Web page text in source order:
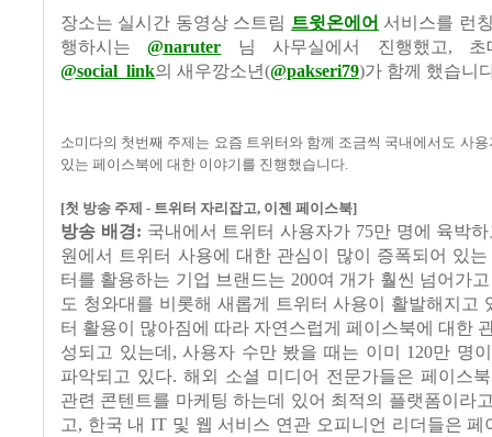
장소는 실시간 동영상 스트림 트윗온에어 서비스를 런
행하시는
@naruter 님 사무실에서 진행했고,
@social_link의 새우깡소년(@pakseri79)가 함께 했습니
소미다의 첫번째 주제는 요즘 트위터와 함께 조금씩 국내에서도 사
있는 페이스북에 대한 이야기를 진행했습니다
[첫 방송 주제 - 트위터 자리잡고, 이젠 페이스북]
방송 배경: 국내에서 트위터 사용자가 75만 명에 육박
원에서 트위터 사용에 대한 관심이 많이 증폭되어 있
터를 활용하는 기업 브랜드는 200여 개가 훨씬 넘어가
도 청와대를 비롯해 새롭게 트위터 사용이 활발해지고
터 활용이 많아짐에 따라 자연스럽게 페이스북에 대한
성되고 있는데 , 사용자 수만 봤을 때는 이미 120만 명
파악되고 있다. 해외 소셜 미디어 전문가들은 페이스
관련 콘텐트를 마케팅 하는데 있어 최적의 플랫폼이라
고, 한국 내 IT 및 웹 서비스 연관 오피니언 리더들은 페